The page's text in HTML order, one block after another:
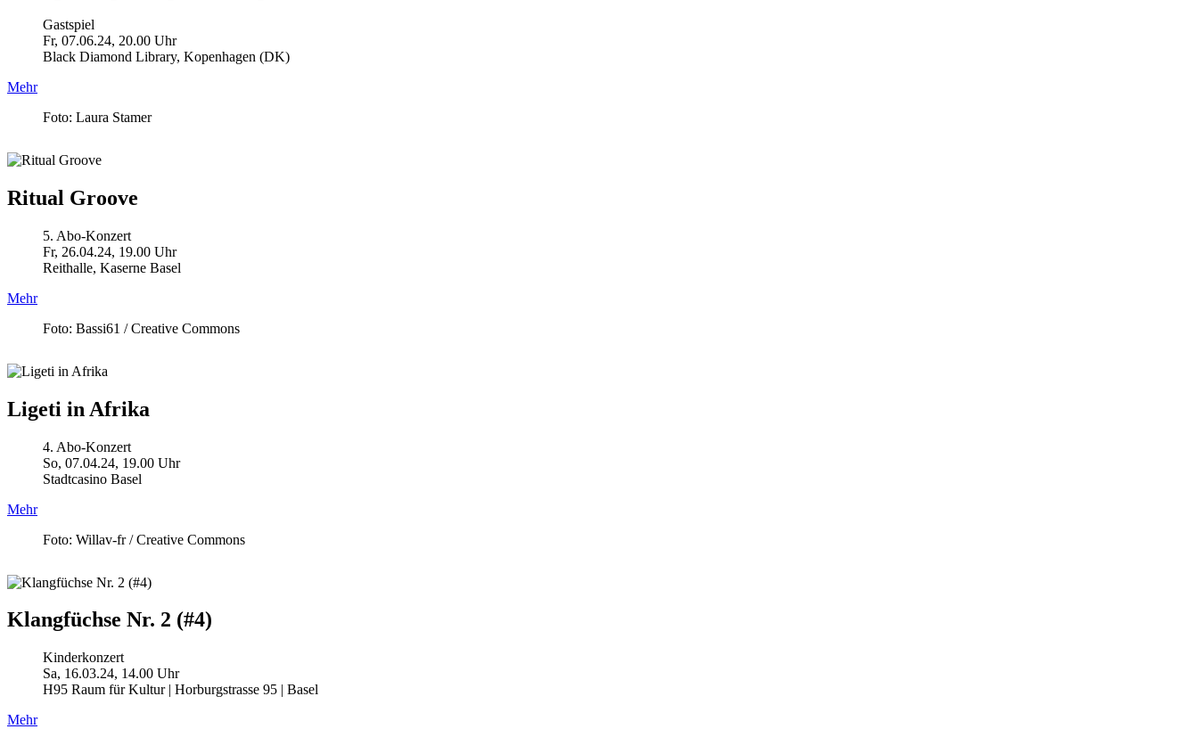
Gastspiel
Fr, 07.06.24, 20.00 Uhr
Black Diamond Library, Kopenhagen (DK)
Mehr
Foto: Laura Stamer
Ritual Groove
5. Abo-Konzert
Fr, 26.04.24, 19.00 Uhr
Reithalle, Kaserne Basel
Mehr
Foto: Bassi61 / Creative Commons
Ligeti in Afrika
4. Abo-Konzert
So, 07.04.24, 19.00 Uhr
Stadtcasino Basel
Mehr
Foto: Willav-fr / Creative Commons
Klangfüchse Nr. 2 (#4)
Kinderkonzert
Sa, 16.03.24, 14.00 Uhr
H95 Raum für Kultur | Horburgstrasse 95 | Basel
Mehr